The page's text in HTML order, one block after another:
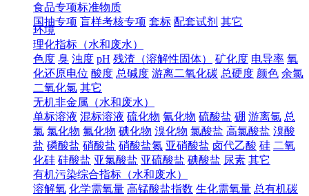
食品专项标准物质
国抽专项 盲样考核专项 套标 配套试剂 其它
环境
理化指标（水和废水）
色度 臭 浊度 pH 残渣（溶解性固体） 矿化度 电导率 氧
化还原电位 酸度 总碱度 游离二氧化碳 总硬度 颜色 余氯
二氧化氯 其它
无机非金属（水和废水）
单标溶液 混标溶液 硫化物 氰化物 硫酸盐 硼 游离氯 总
氯 氯化物 氟化物 碘化物 溴化物 氯酸盐 高氯酸盐 溴酸
盐 磷酸盐 硝酸盐 硝酸盐氮 亚硝酸盐 卤代乙酸 硅 二氧
化硅 硅酸盐 亚氯酸盐 亚硫酸盐 碘酸盐 尿素 其它
有机污染综合指标（水和废水）
溶解氧 化学需氧量 高锰酸盐指数 生化需氧量 总有机碳